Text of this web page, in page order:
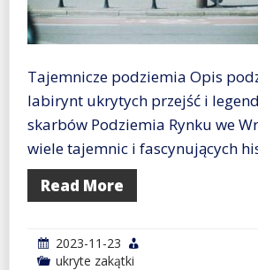
Tajemnicze podziemia Opis
labirynt ukrytych przejść i
skarbów Podziemia Rynku we
wiele tajemnic i fascynujących
Read More
2023-11-23
ukryte zakątki